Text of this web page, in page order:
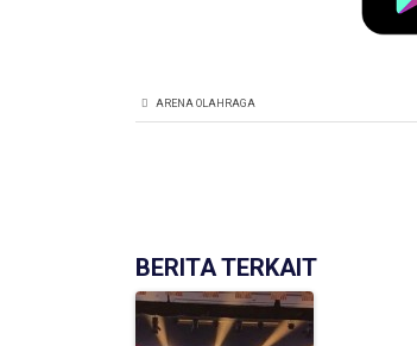
ARENA OLAHRAGA
BERITA TERKAIT